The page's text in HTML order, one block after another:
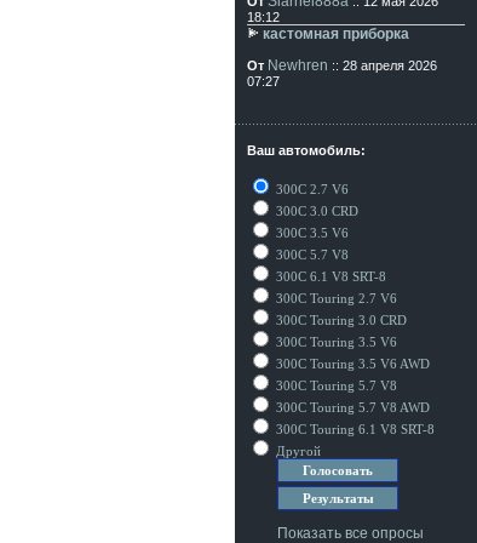
18:12
кастомная приборка
От Newhren :: 28 апреля 2026
07:27
Ваш автомобиль:
300C 2.7 V6
300C 3.0 CRD
300C 3.5 V6
300C 5.7 V8
300C 6.1 V8 SRT-8
300C Touring 2.7 V6
300C Touring 3.0 CRD
300C Touring 3.5 V6
300C Touring 3.5 V6 AWD
300C Touring 5.7 V8
300C Touring 5.7 V8 AWD
300C Touring 6.1 V8 SRT-8
Другой
Показать все опросы